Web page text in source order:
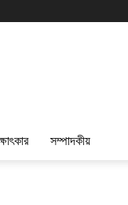
সম্পাদকীয়